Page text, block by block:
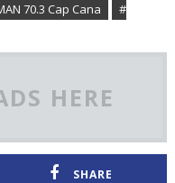
70.3 Cap Cana
#
HERE
SHARE